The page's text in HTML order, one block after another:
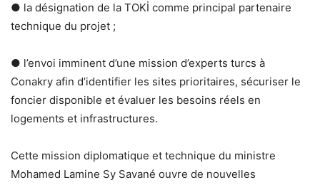
● la désignation de la TOKİ comme principal partenaire
technique du projet ;
● l’envoi imminent d’une mission d’experts turcs à
Conakry afin d’identifier les sites prioritaires, sécuriser le
foncier disponible et évaluer les besoins réels en
logements et infrastructures.
Cette mission diplomatique et technique du ministre
Mohamed Lamine Sy Savané ouvre de nouvelles